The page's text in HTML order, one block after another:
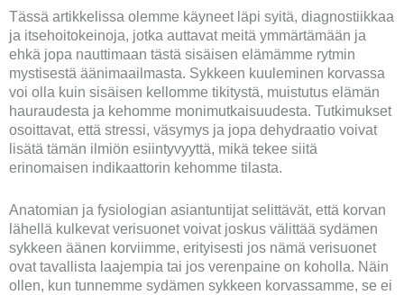
Tässä artikkelissa olemme käyneet läpi syitä, diagnostiikkaa
ja itsehoitokeinoja, jotka auttavat meitä ymmärtämään ja
ehkä jopa nauttimaan tästä sisäisen elämämme rytmin
mystisestä äänimaailmasta. Sykkeen kuuleminen korvassa
voi olla kuin sisäisen kellomme tikitystä, muistutus elämän
hauraudesta ja kehomme monimutkaisuudesta. Tutkimukset
osoittavat, että stressi, väsymys ja jopa dehydraatio voivat
lisätä tämän ilmiön esiintyvyyttä, mikä tekee siitä
erinomaisen indikaattorin kehomme tilasta.
Anatomian ja fysiologian asiantuntijat selittävät, että korvan
lähellä kulkevat verisuonet voivat joskus välittää sydämen
sykkeen äänen korviimme, erityisesti jos nämä verisuonet
ovat tavallista laajempia tai jos verenpaine on koholla. Näin
ollen, kun tunnemme sydämen sykkeen korvassamme, se ei